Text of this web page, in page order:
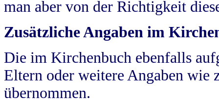
man aber von der Richtigkeit
Zusätzliche Angaben im
Die im Kirchenbuch ebenfalls
Eltern oder weitere Angaben wie
übernommen.